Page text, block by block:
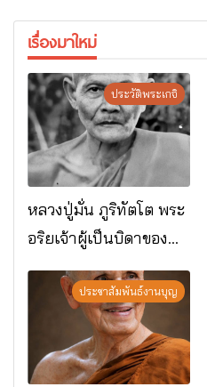
เรื่องมาใหม่
ประวัติพระเกจิ
หลวงปู่มั่น ภูริทัตโต พระ
อริยเจ้าผู้เป็นบิดาของ
พระกรรมฐาน
ประชาสัมพันธ์งานบุญ